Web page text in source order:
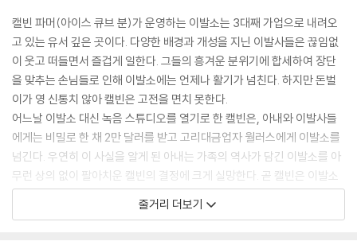
로 인한 반품/교환이 가능합니다.
※ 교환/반품 안내
1) 불량으로 인한 교환/반품 요청 시에는 불량 확인을 위해 개봉 시의 동영
상을 요청할 수 있으며, 동영상이 없는 경우 교환/반품이 제한될 수 있습니
다.
관련 사진과 동영상 및 재생 기기 모델명을 첨부하여 첨부하여 고객센터에
문의 바랍니다.
2) 사양 오인지, 오 구매, 변심 사유로의 반품은 제품 개봉 전에만 운임비
3) 스틸북 한정판, 초회 한정판의 경우 제작 수량이 한정되어 있고, 택배
캘빈 파머(아이스 큐브 분)가 운영하는 이발소는 3대째 가업으로 내려오
고 있는 유서 깊은 곳이다. 다양한 배경과 개성을 지닌 이발사들은 끊임없
이 웃고 떠들면서 즐겁게 일한다. 그들의 흥겨운 분위기에 합세하여 장단
을 맞추는 손님들로 인해 이발소에는 언제나 활기가 넘친다. 하지만 돈벌
이가 영 신통치 않아 캘빈은 고전을 면치 못한다.
어느날 이발소 대신 녹음 스튜디오를 열기로 한 캘빈은, 아내와 이발사들
에게는 비밀로 한 채 2만 달러를 받고 고리대금업자 월러스에게 이발소를
넘긴다. 우연히 이 사실을 알게 된 아내는 가족의 역사가 담긴 이발소를 아
무런 상의 없이 팔아치운 캘빈의 결정에 크게 실망한다. 곧 캘빈은 이발소
가 가족은 물론 동네 사람들에게도 소중한 존재였다는 사실을 깨닫고, 이
발소를 되찾기 위해 월러스를 만난다. 그러나 월러스가 4만 달러를 당장
줄거리 더보기